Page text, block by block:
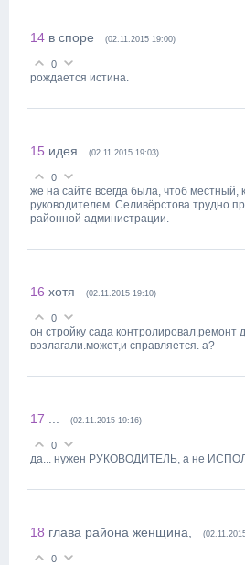
14 в споре (02.11.2015 19:00)
0
рождается истина.
15 идея (02.11.2015 19:03)
0
же на сайте всегда была, чтоб
руководителем. Селивёрстова трудно
районной администрации.
16 хотя (02.11.2015 19:10)
0
он стройку сада контролировал,ремонт
возлагали.может,и справляется. а?
17 (02.11.2015 19:16)
0
да... нужен РУКОВОДИТЕЛЬ, а не
18 глава района женщина,
0